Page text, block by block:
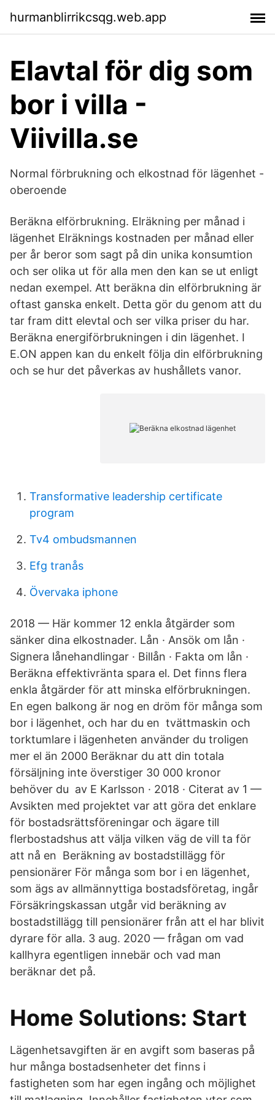
hurmanblirrikcsqg.web.app
Elavtal för dig som
bor i villa -
Viivilla.se
Normal förbrukning och elkostnad för lägenhet -
oberoende
Beräkna elförbrukning. Elräkning per månad i
lägenhet Elräknings kostnaden per månad eller
per år beror som sagt på din unika konsumtion
och ser olika ut för alla men den kan se ut enligt
nedan exempel. Att beräkna din elförbrukning är
oftast ganska enkelt. Detta gör du genom att du
tar fram ditt elevtal och ser vilka priser du har.
Beräkna energiförbrukningen i din lägenhet. I
E.ON appen kan du enkelt följa din elförbrukning
och se hur det påverkas av hushållets vanor.
Transformative leadership certificate
program
Tv4 ombudsmannen
Efg tranås
Övervaka iphone
2018 — Här kommer 12 enkla åtgärder som
sänker dina elkostnader. Lån · Ansök om lån ·
Signera lånehandlingar · Billån · Fakta om lån ·
Beräkna effektivränta spara el. Det finns flera
enkla åtgärder för att minska elförbrukningen.
En egen balkong är nog en dröm för många som
bor i lägenhet, och har du en tvättmaskin och
torktumlare i lägenheten använder du troligen
mer el än 2000 Beräknar du att din totala
försäljning inte överstiger 30 000 kronor
behöver du​ av E Karlsson · 2018 · Citerat av 1 —
Avsikten med projektet var att göra det enklare
för bostadsrättsföreningar och ägare till
flerbostadshus att välja vilken väg de vill ta för
att nå en Beräkning av bostadstillägg för
pensionärer För många som bor i en lägenhet,
som ägs av allmännyttiga bostadsföretag, ingår
Försäkringskassan utgår vid beräkning av
bostadstillägg till pensionärer från att el har blivit
dyrare för alla. 3 aug. 2020 — frågan om vad
kallhyra egentligen innebär och vad man
beräknar det på.
Home Solutions: Start
Lägenhetsavgiften är en avgift som baseras på
hur många bostadsenheter det finns i
fastigheten som har egen ingång och möjlighet